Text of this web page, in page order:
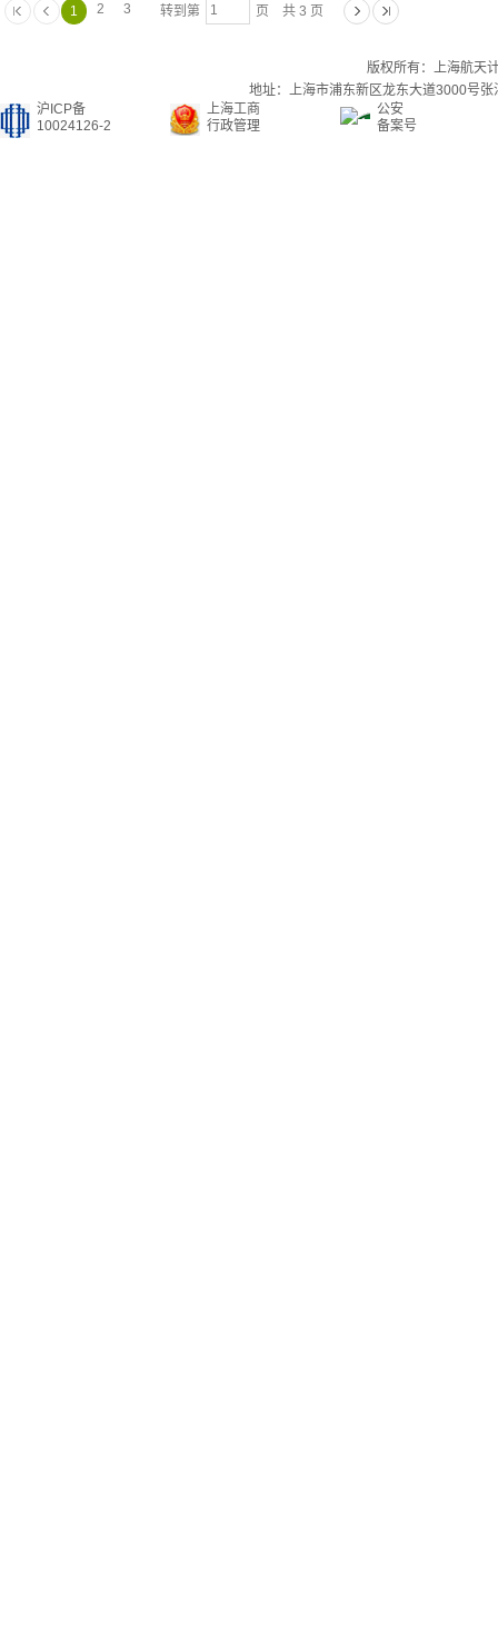
1 2 3 转到第 页 共 3 页
版权所有：上海航天
地址：上海市浦东新区龙东大道3000号
沪ICP备
10024126-2
上海工商
行政管理
公安
备案号